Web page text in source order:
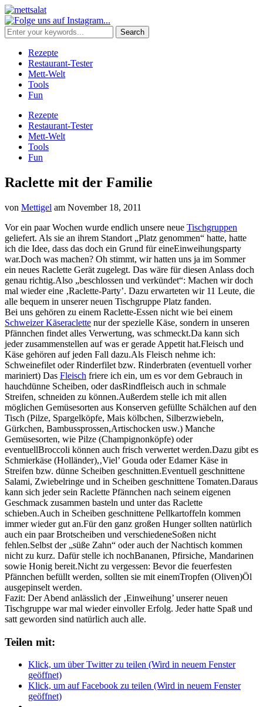
Rezepte
Restaurant-Tester
Mett-Welt
Tools
Fun
Rezepte
Restaurant-Tester
Mett-Welt
Tools
Fun
Raclette mit der Familie
von Mettigel am November 18, 2011
Vor ein paar Wochen wurde endlich unsere neue Tischgruppen
geliefert. Als sie an ihrem Standort „Platz genommen“ hatte, hatte
ich die Idee, dass das doch ein Grund für eineEinweihungsparty
war.Doch was machen? Oh stimmt, wir hatten uns ja im Sommer
ein neues Raclette Gerät zugelegt. Das wäre für diesen Anlass doch
genau richtig.Also „beschlossen und verkündet“: Machen wir doch
mal wieder eine ‚Raclette-Party’. Dazu erwarteten wir 11 Leute, die
alle bequem in unserer neuen Tischgruppe Platz fanden.
Bei uns gehören zu einem Raclette-Essen nicht wie bei einem
Schweizer Käseraclette nur der spezielle Käse, sondern in unseren
Pfännchen findet alles Verwertung, was schmeckt.Da kann sich
jeder zusammenstellen auf was er gerade Appetit hat.Fleisch und
Käse gehören auf jeden Fall dazu.Als Fleisch nehme ich:
Schweinefilet oder Rinderfilet bzw. Rinderbraten (eventuell vorher
mariniert) Das Fleisch friere ich ein, um es vor dem Gebrauch in
hauchdünne Scheiben, oder dasRindfleisch auch in schmale
Streifen, schneiden zu können.Außerdem stelle ich mit allen
möglichen Gemüsesorten aus Konserven gefüllte Schälchen auf den
Tisch (Pilze, Spargelköpfe, Mais kölbchen, Silberzwiebeln,
Gürkchen, Bambussprossen,Artischocken usw.) Manche
Gemüsesorten, wie Pilze (Champignonköpfe) oder
eventuellBroccoli können auch frisch verwertet werden.Dazu gibt es
Schmierkäse (Holländer),‚Viel’ Gouda oder Edamer Käse in
Streifen bzw. dünne Scheiben geschnitten.Eventuell geschnittene
Salami, Zwiebelringe und in Scheiben geschnittene Tomaten.Daraus
kann sich jeder sein Raclette Pfännchen nach seinem eigenen
Geschmack zusammen basteln und unter das Raclette
schieben.Auch in Scheiben geschnittene Pellkartoffeln kommen
immer wieder gut an.Für den ganz großen Hunger sollten natürlich
auch ein paar Brotscheiben und verschiedeneSoßen nicht
fehlen.Selbst der „süße Zahn“ oder auch der Nachtisch kommen
nicht zu kurz. Dafür stelle ich nochBananen, Pfirsiche, Mandarinen
sowie Honig bereit.Nicht zu vergessen: Bevor die feuerfesten
Pfännchen befüllt werden, sollten sie mit einemTropfen (Oliven)Öl
ausgepinselt werden.
Fazit: Der Abend anlässlich der ‚Einweihung’ unserer neuen
Tischgruppe war mal wieder einvoller Erfolg. Jeder hatte Spaß und
satt geworden sind natürlich auch alle.
Teilen mit:
Klick, um über Twitter zu teilen (Wird in neuem Fenster
geöffnet)
Klick, um auf Facebook zu teilen (Wird in neuem Fenster
geöffnet)